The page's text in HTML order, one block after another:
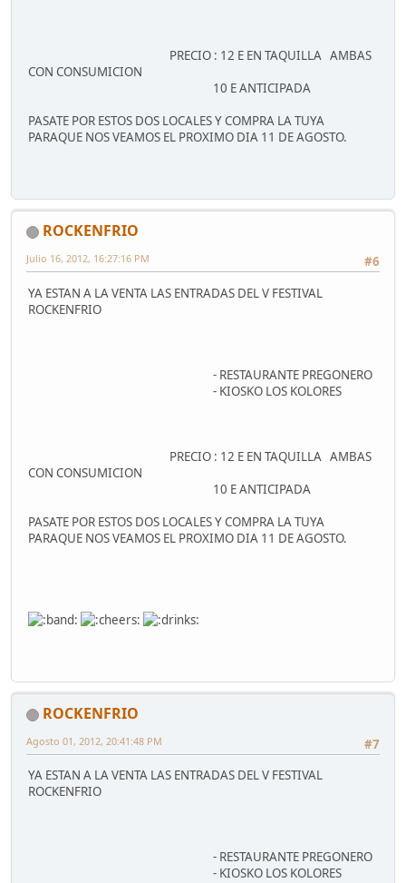
PRECIO : 12 E EN TAQUILLA AMBAS
CON CONSUMICION
10 E ANTICIPADA
PASATE POR ESTOS DOS LOCALES Y COMPRA LA TUYA
PARAQUE NOS VEAMOS EL PROXIMO DIA 11 DE AGOSTO.
ROCKENFRIO
#6
Julio 16, 2012, 16:27:16 PM
YA ESTAN A LA VENTA LAS ENTRADAS DEL V FESTIVAL
ROCKENFRIO
- RESTAURANTE PREGONERO
- KIOSKO LOS KOLORES
PRECIO : 12 E EN TAQUILLA AMBAS
CON CONSUMICION
10 E ANTICIPADA
PASATE POR ESTOS DOS LOCALES Y COMPRA LA TUYA
PARAQUE NOS VEAMOS EL PROXIMO DIA 11 DE AGOSTO.
ROCKENFRIO
#7
Agosto 01, 2012, 20:41:48 PM
YA ESTAN A LA VENTA LAS ENTRADAS DEL V FESTIVAL
ROCKENFRIO
- RESTAURANTE PREGONERO
- KIOSKO LOS KOLORES